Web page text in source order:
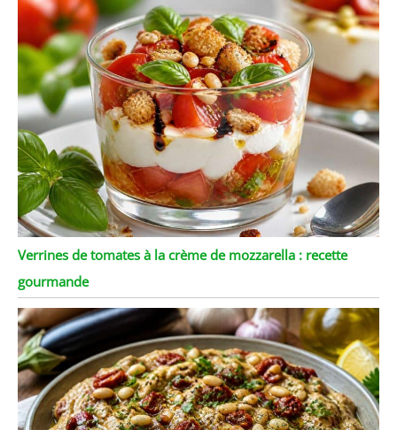
Verrines de tomates à la crème de mozzarella : recette
gourmande